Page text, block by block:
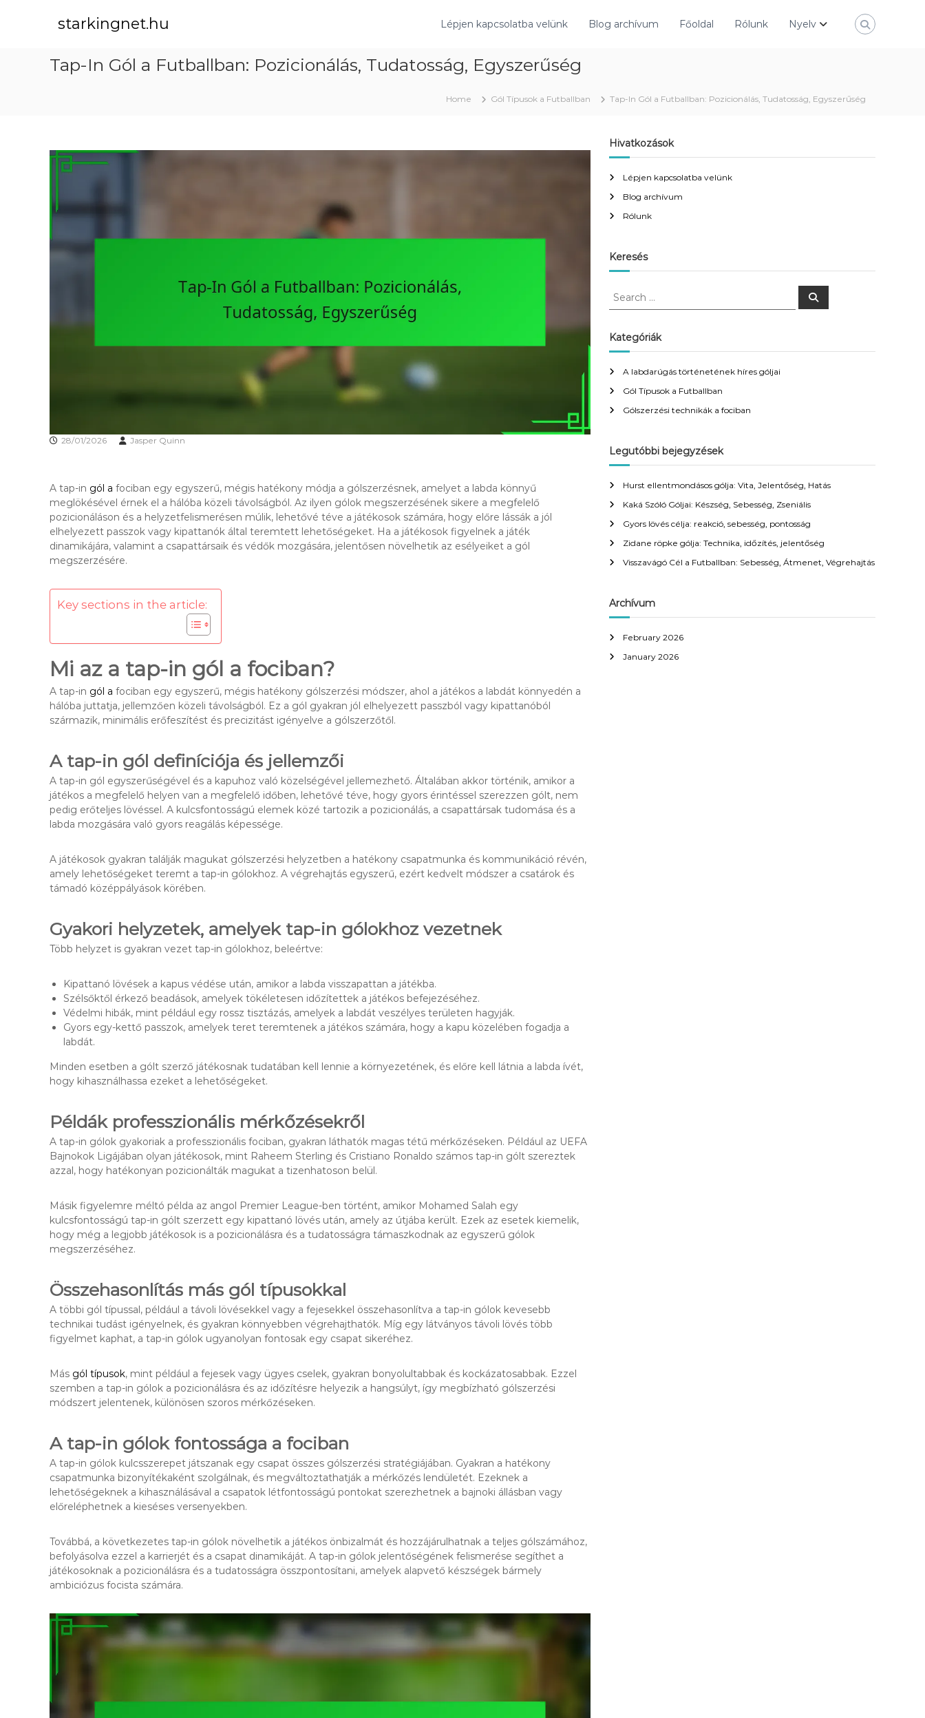
starkingnet.hu Lépjen kapcsolatba velünk Blog archívum Főoldal Rólunk Nyelv
Tap-In Gól a Futballban: Pozicionálás, Tudatosság, Egyszerűség
Home Gól Típusok a Futballban Tap-In Gól a Futballban: Pozicionálás, Tudatosság, Egyszerűség
28/01/2026 Jasper Quinn
A tap-in gól a fociban egy egyszerű, mégis hatékony módja a gólszerzésnek, amelyet a labda könnyű
meglökésével érnek el a hálóba közeli távolságból. Az ilyen gólok megszerzésének sikere a megfelelő
pozicionáláson és a helyzetfelismerésen múlik, lehetővé téve a játékosok számára, hogy előre lássák a jól
elhelyezett passzok vagy kipattanók által teremtett lehetőségeket. Ha a játékosok figyelnek a játék
dinamikájára, valamint a csapattársaik és védők mozgására, jelentősen növelhetik az esélyeiket a gól
megszerzésére.
Key sections in the article:
Mi az a tap-in gól a fociban?
A tap-in gól a fociban egy egyszerű, mégis hatékony gólszerzési módszer, ahol a játékos a labdát könnyedén a
hálóba juttatja, jellemzően közeli távolságból. Ez a gól gyakran jól elhelyezett passzból vagy kipattanóból
származik, minimális erőfeszítést és precizitást igényelve a gólszerzőtől.
A tap-in gól definíciója és jellemzői
A tap-in gól egyszerűségével és a kapuhoz való közelségével jellemezhető. Általában akkor történik, amikor a
játékos a megfelelő helyen van a megfelelő időben, lehetővé téve, hogy gyors érintéssel szerezzen gólt, nem
pedig erőteljes lövéssel. A kulcsfontosságú elemek közé tartozik a pozicionálás, a csapattársak tudomása és a
labda mozgására való gyors reagálás képessége.
A játékosok gyakran találják magukat gólszerzési helyzetben a hatékony csapatmunka és kommunikáció révén,
amely lehetőségeket teremt a tap-in gólokhoz. A végrehajtás egyszerű, ezért kedvelt módszer a csatárok és
támadó középpályások körében.
Gyakori helyzetek, amelyek tap-in gólokhoz vezetnek
Több helyzet is gyakran vezet tap-in gólokhoz, beleértve:
Kipattanó lövések a kapus védése után, amikor a labda visszapattan a játékba.
Szélsőktől érkező beadások, amelyek tökéletesen időzítettek a játékos befejezéséhez.
Védelmi hibák, mint például egy rossz tisztázás, amelyek a labdát veszélyes területen hagyják.
Gyors egy-kettő passzok, amelyek teret teremtenek a játékos számára, hogy a kapu közelében fogadja a
labdát.
Minden esetben a gólt szerző játékosnak tudatában kell lennie a környezetének, és előre kell látnia a labda ívét,
hogy kihasználhassa ezeket a lehetőségeket.
Példák professzionális mérkőzésekről
A tap-in gólok gyakoriak a professzionális fociban, gyakran láthatók magas tétű mérkőzéseken. Például az UEFA
Bajnokok Ligájában olyan játékosok, mint Raheem Sterling és Cristiano Ronaldo számos tap-in gólt szereztek
azzal, hogy hatékonyan pozicionálták magukat a tizenhatoson belül.
Másik figyelemre méltó példa az angol Premier League-ben történt, amikor Mohamed Salah egy
kulcsfontosságú tap-in gólt szerzett egy kipattanó lövés után, amely az útjába került. Ezek az esetek kiemelik,
hogy még a legjobb játékosok is a pozicionálásra és a tudatosságra támaszkodnak az egyszerű gólok
megszerzéséhez.
Összehasonlítás más gól típusokkal
A többi gól típussal, például a távoli lövésekkel vagy a fejesekkel összehasonlítva a tap-in gólok kevesebb
technikai tudást igényelnek, és gyakran könnyebben végrehajthatók. Míg egy látványos távoli lövés több
figyelmet kaphat, a tap-in gólok ugyanolyan fontosak egy csapat sikeréhez.
Más gól típusok, mint például a fejesek vagy ügyes cselek, gyakran bonyolultabbak és kockázatosabbak. Ezzel
szemben a tap-in gólok a pozicionálásra és az időzítésre helyezik a hangsúlyt, így megbízható gólszerzési
módszert jelentenek, különösen szoros mérkőzéseken.
A tap-in gólok fontossága a fociban
A tap-in gólok kulcsszerepet játszanak egy csapat összes gólszerzési stratégiájában. Gyakran a hatékony
csapatmunka bizonyítékaként szolgálnak, és megváltoztathatják a mérkőzés lendületét. Ezeknek a
lehetőségeknek a kihasználásával a csapatok létfontosságú pontokat szerezhetnek a bajnoki állásban vagy
előreléphetnek a kieséses versenyekben.
Továbbá, a következetes tap-in gólok növelhetik a játékos önbizalmát és hozzájárulhatnak a teljes gólszámához,
befolyásolva ezzel a karrierjét és a csapat dinamikáját. A tap-in gólok jelentőségének felismerése segíthet a
játékosoknak a pozicionálásra és a tudatosságra összpontosítani, amelyek alapvető készségek bármely
ambiciózus focista számára.
Hivatkozások
Lépjen kapcsolatba velünk
Blog archívum
Rólunk
Keresés
S
r
c
f
o
r
S
Kategóriák
A labdarúgás történetének híres góljai
Gól Típusok a Futballban
Gólszerzési technikák a fociban
Legutóbbi bejegyzések
Hurst ellentmondásos gólja: Vita, Jelentőség, Hatás
Kaká Szóló Góljai: Készség, Sebesség, Zseniális
Gyors lövés célja: reakció, sebesség, pontosság
Zidane röpke gólja: Technika, időzítés, jelentőség
Visszavágó Cél a Futballban: Sebesség, Átmenet, Végrehajtás
Archívum
February 2026
January 2026